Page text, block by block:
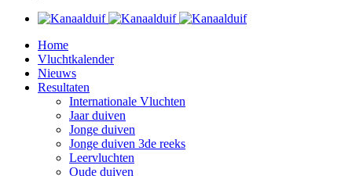
Home
Vluchtkalender
Nieuws
Resultaten
Internationale Vluchten
Jaar duiven
Jonge duiven
Jonge duiven 3de reeks
Leervluchten
Oude duiven